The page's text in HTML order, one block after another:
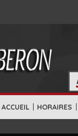
ACCUEIL | HORAIRES |